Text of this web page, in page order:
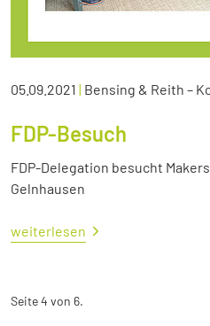
05.09.2021 | Bensing & Reith –
FDP-Besuch
FDP-Delegation besucht
Gelnhausen
weiterlesen
Seite 4 von 6.